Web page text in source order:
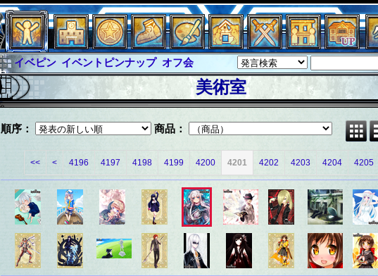
イベピン イベントピンナップ オフ会
グラシャ
グラシャ・ラボラス
グローバルジャスティス サイキックハーツ
サイキックハーツ大戦 シュラウド
ソロモン
ファイナル
アブソーバー
美術室
順序： 商品：
<< < 4196 4197 4198 4199 4200 4201 4202 4203 4204 4205